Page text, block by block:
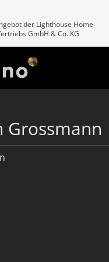
der Lighthouse Home
GmbH & Co. KG
Grossmann